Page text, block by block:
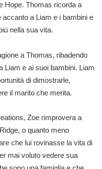
Hope. Thomas ricorda a
a Liam e i bambini e
nella sua vita.
a Thomas, ribadendo
Liam e ai suoi bambini. Liam
di dimostrarle,
il marito che merita.
Zoe rimprovera a
o quanto meno
che lui rovinasse la vita di
mai voluto vedere sua